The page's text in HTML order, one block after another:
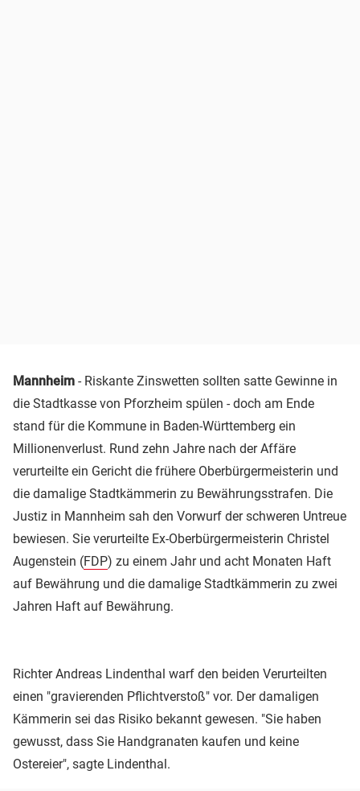
Mannheim - Riskante Zinswetten sollten satte Gewinne in
die Stadtkasse von Pforzheim spülen - doch am Ende
stand für die Kommune in Baden-Württemberg ein
Millionenverlust. Rund zehn Jahre nach der Affäre
verurteilte ein Gericht die frühere Oberbürgermeisterin und
die damalige Stadtkämmerin zu Bewährungsstrafen. Die
Justiz in Mannheim sah den Vorwurf der schweren Untreue
bewiesen. Sie verurteilte Ex-Oberbürgermeisterin Christel
Augenstein (FDP) zu einem Jahr und acht Monaten Haft
auf Bewährung und die damalige Stadtkämmerin zu zwei
Jahren Haft auf Bewährung.
Richter Andreas Lindenthal warf den beiden Verurteilten
einen "gravierenden Pflichtverstoß" vor. Der damaligen
Kämmerin sei das Risiko bekannt gewesen. "Sie haben
gewusst, dass Sie Handgranaten kaufen und keine
Ostereier", sagte Lindenthal.